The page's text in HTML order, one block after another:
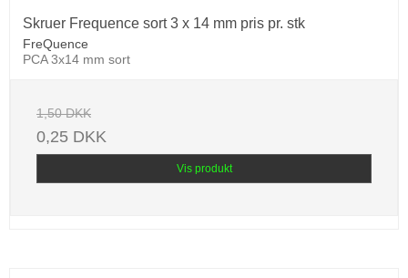
Skruer Frequence sort 3 x 14 mm pris pr. stk
FreQuence
PCA 3x14 mm sort
1,50 DKK
0,25 DKK
Vis produkt